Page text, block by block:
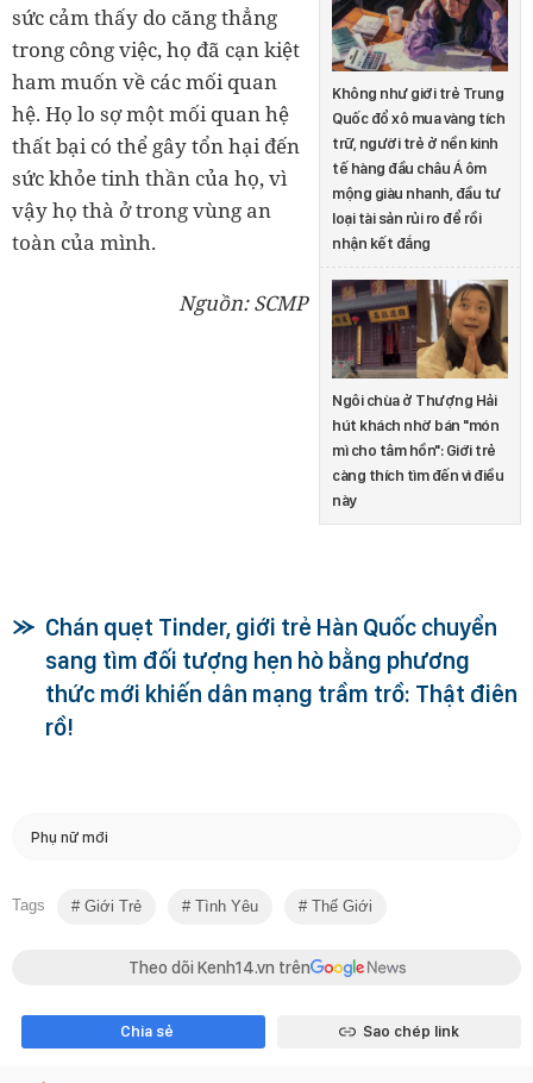
Không như giới trẻ Trung
Quốc đổ xô mua vàng tích
trữ, người trẻ ở nền kinh
tế hàng đầu châu Á ôm
mộng giàu nhanh, đầu tư
loại tài sản rủi ro để rồi
nhận kết đắng
Ngôi chùa ở Thượng Hải
hút khách nhờ bán "món
mì cho tâm hồn": Giới trẻ
càng thích tìm đến vì điều
này
sức cảm thấy do căng thẳng
trong công việc, họ đã cạn kiệt
ham muốn về các mối quan
hệ. Họ lo sợ một mối quan hệ
thất bại có thể gây tổn hại đến
sức khỏe tinh thần của họ, vì
vậy họ thà ở trong vùng an
toàn của mình.
Nguồn: SCMP
Chán quẹt Tinder, giới trẻ Hàn Quốc chuyển
sang tìm đối tượng hẹn hò bằng phương
thức mới khiến dân mạng trầm trồ: Thật điên
rồ!
Phụ nữ mới
Tags Giới Trẻ Tình Yêu Thế Giới
Theo dõi Kenh14.vn trên
Chia sẻ Sao chép link